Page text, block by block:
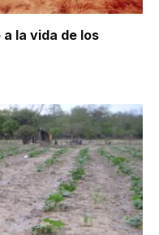
la vida de los